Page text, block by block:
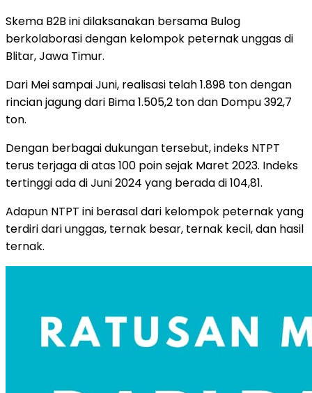
Skema B2B ini dilaksanakan bersama Bulog
berkolaborasi dengan kelompok peternak unggas di
Blitar, Jawa Timur.
Dari Mei sampai Juni, realisasi telah 1.898 ton dengan
rincian jagung dari Bima 1.505,2 ton dan Dompu 392,7
ton.
Dengan berbagai dukungan tersebut, indeks NTPT
terus terjaga di atas 100 poin sejak Maret 2023. Indeks
tertinggi ada di Juni 2024 yang berada di 104,81.
Adapun NTPT ini berasal dari kelompok peternak yang
terdiri dari unggas, ternak besar, ternak kecil, dan hasil
ternak.